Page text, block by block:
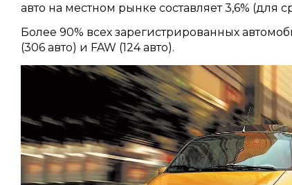
авто на местном рынке составляет 3,6% (для
Более 90% всех зарегистрированных
(306 авто) и FAW (124 авто).